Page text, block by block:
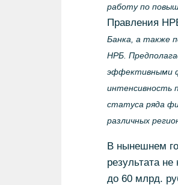
работу по
Правления
Банка, а также
НРБ.
эффективными
интенсивность
статуса ряда
различных
В нынешнем
результата
до 60 млрд.